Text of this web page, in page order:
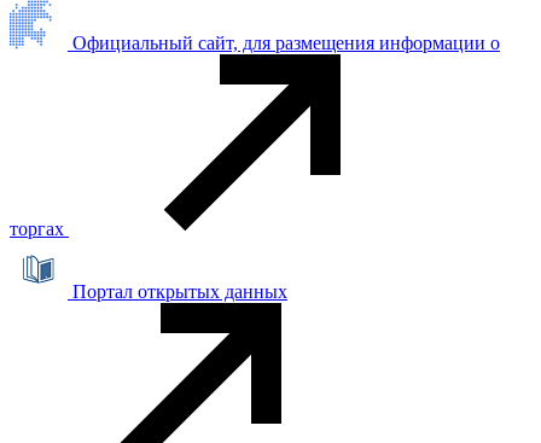
Официальный сайт, для размещения информации о
торгах
Портал открытых данных